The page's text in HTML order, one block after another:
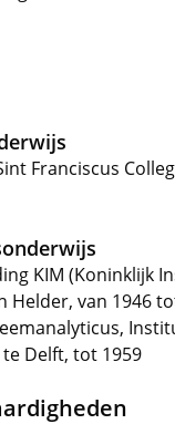
Franciscus
KIM (Koninklijk
Helder, van 1946
Delft, tot 1959